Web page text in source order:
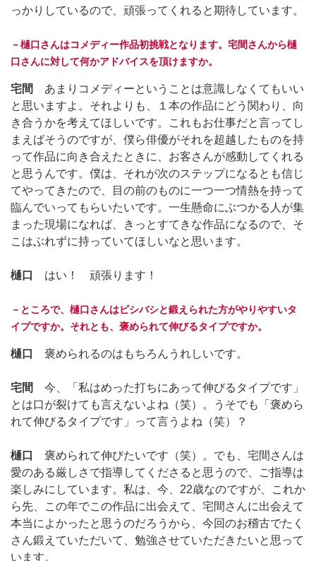
っかりしているので、頑張ってくれると期待しています。
－樋口さんはコメディー作品初挑戦となります。宅間さんから樋
口さんに対して何かアドバイスを頂けますか。
宅間
あまりコメディーということは意識しなくてもいい
と思いますよ。それよりも、１本の作品にどう関わり、向
き合うかを考えてほしいです。これもお仕事だと言ってし
まえばそうのですが、僕ら俳優がそれを超越したものを持
って作品に向き合えたときに、お客さんが感動してくれる
と思うんです。僕は、それが次のステップになるとも信じ
てやってきたので、目の前のものに一つ一つ情熱を持って
臨んでいってもらいたいです。一生懸命にぶつかる人が集
まった現場になれば、きっとすてきな作品になるので、そ
こはぶれずに持っていてほしいなと思います。
樋口 はい！ 頑張ります！
－ところで、樋口さんはビシバシと鍛えられた方がやりやすいタ
イプですか。それとも、褒められて伸びるタイプですか。
樋口 褒められるのはもちろんうれしいです。
宅間
今、「私はめった打ちにあって伸びるタイプです」
とは口が裂けても言えないよね（笑）。うそでも「褒めら
れて伸びるタイプです」って言うよね（笑）？
樋口
褒められて伸びたいです（笑）。でも、宅間さんは
愛のある厳しさで指導してくださると思うので、ご指導は
楽しみにしています。私は、今、22歳なのですが、これか
ら先、この年でこの作品に出会えて、宅間さんに出会えて
本当によかったと思うのだろうから、今回のお稽古でたく
さん鍛えていただいて、勉強させていただきたいと思って
います。